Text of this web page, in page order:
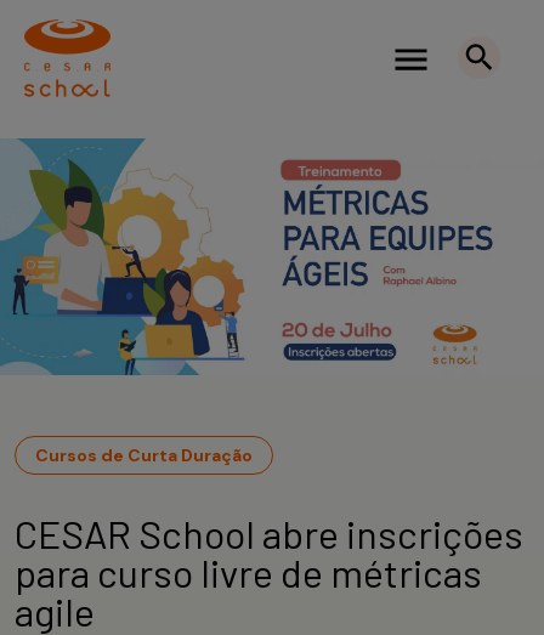
Cursos de Curta Duração
CESAR School abre inscrições
para curso livre de métricas
agile